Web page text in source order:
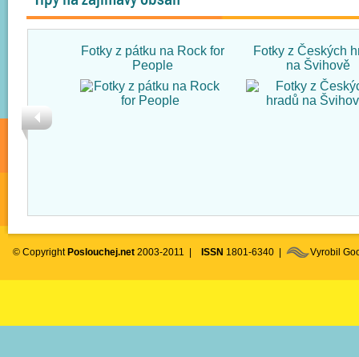
Fotky z pátku na Rock for
People
Fotky z Českých
na Švihově
© Copyright Poslouchej.net 2003-2011 | ISSN 1801-6340 | Vyrobil